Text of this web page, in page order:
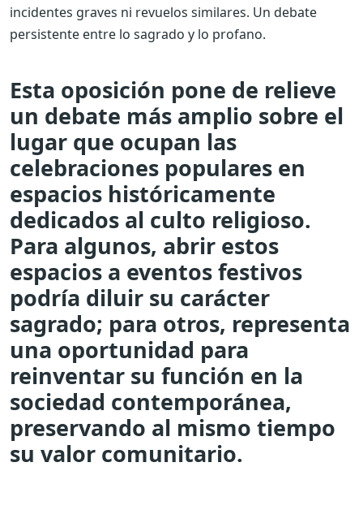
incidentes graves ni revuelos similares. Un debate
persistente entre lo sagrado y lo profano.
Esta oposición pone de relieve
un debate más amplio sobre el
lugar que ocupan las
celebraciones populares en
espacios históricamente
dedicados al culto religioso.
Para algunos, abrir estos
espacios a eventos festivos
podría diluir su carácter
sagrado; para otros, representa
una oportunidad para
reinventar su función en la
sociedad contemporánea,
preservando al mismo tiempo
su valor comunitario.